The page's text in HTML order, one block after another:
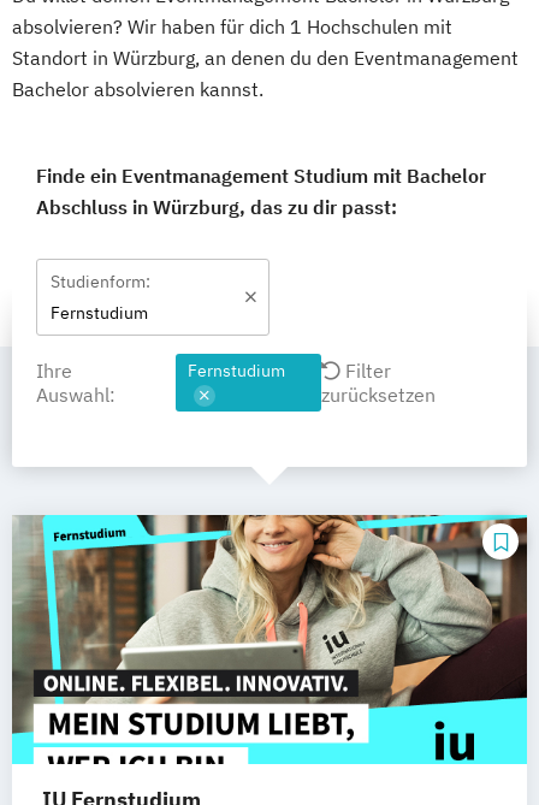
absolvieren? Wir haben für dich 1 Hochschulen mit
Standort in Würzburg, an denen du den Eventmanagement
Bachelor absolvieren kannst.
Finde ein Eventmanagement Studium mit Bachelor
Abschluss in Würzburg, das zu dir passt:
Studienform:
Fernstudium
Ihre
Auswahl:
Fernstudium
Filter
zurücksetzen